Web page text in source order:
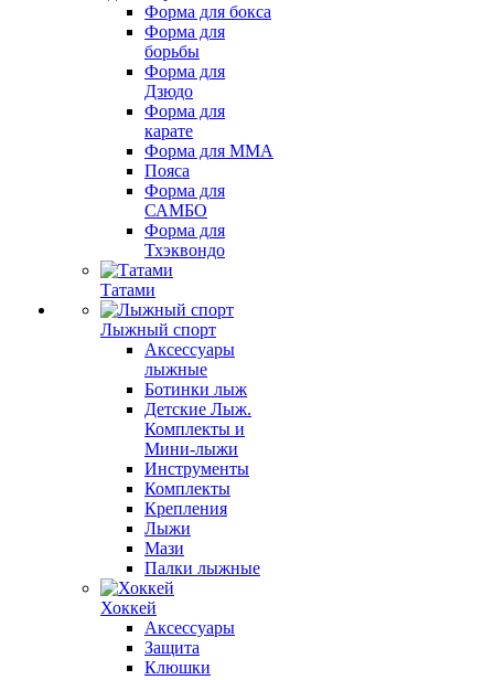
Форма для бокса
Форма для
борьбы
Форма для
Дзюдо
Форма для
карате
Форма для MMA
Пояса
Форма для
САМБО
Форма для
Тхэквондо
Татами
Лыжный спорт
Аксессуары
лыжные
Ботинки лыж
Детские Лыж.
Комплекты и
Мини-лыжи
Инструменты
Комплекты
Крепления
Лыжи
Мази
Палки лыжные
Хоккей
Аксессуары
Защита
Клюшки